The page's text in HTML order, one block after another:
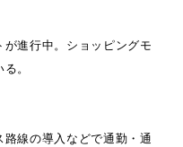
進行中。ショッピングモ
。
線の導入などで通勤・通